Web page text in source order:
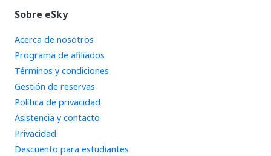
Sobre eSky
Acerca de nosotros
Programa de afiliados
Términos y condiciones
Gestión de reservas
Política de privacidad
Asistencia y contacto
Privacidad
Descuento para estudiantes